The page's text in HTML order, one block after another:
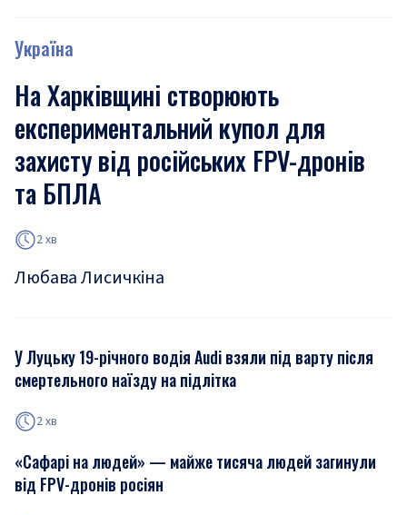
Україна
На Харківщині створюють
експериментальний купол для
захисту від російських FPV-дронів
та БПЛА
2 хв
Любава Лисичкіна
У Луцьку 19-річного водія Audi взяли під варту після
смертельного наїзду на підлітка
2 хв
«Сафарі на людей» — майже тисяча людей загинули
від FPV-дронів росіян